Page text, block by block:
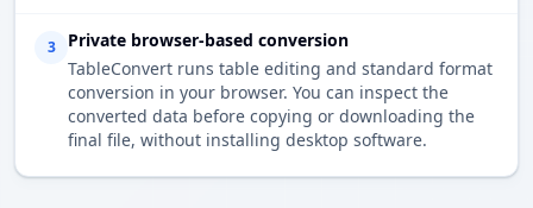
3
Private browser-based conversion
TableConvert runs table editing and standard format
conversion in your browser. You can inspect the
converted data before copying or downloading the
final file, without installing desktop software.